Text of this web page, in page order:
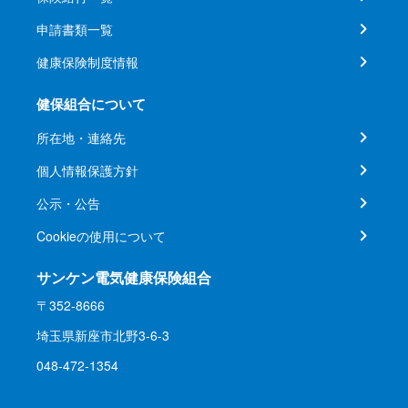
申請書類一覧
健康保険制度情報
健保組合について
所在地・連絡先
個人情報保護方針
公示・公告
Cookieの使用について
サンケン電気健康保険組合
〒352-8666
埼玉県新座市北野3-6-3
048-472-1354